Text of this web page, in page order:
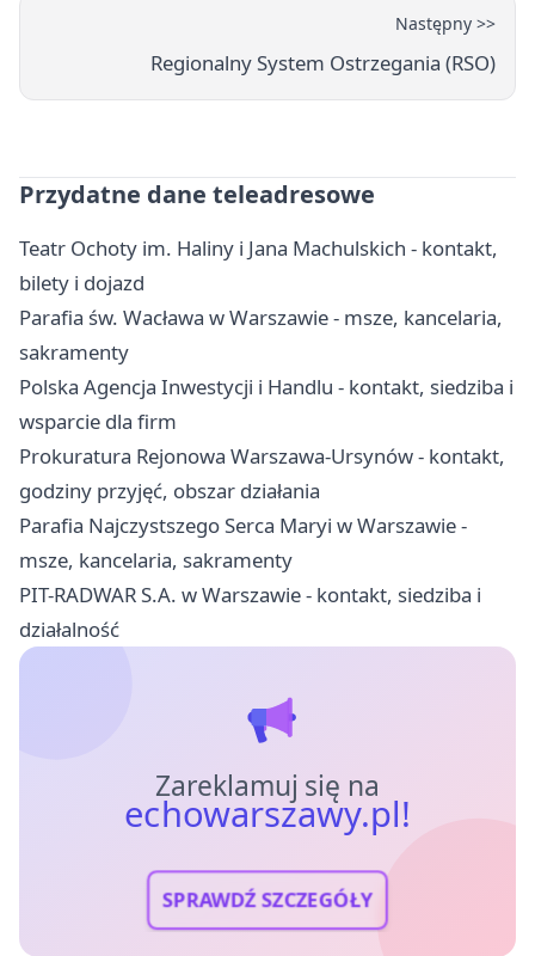
Następny >>
Regionalny System Ostrzegania (RSO)
Przydatne dane teleadresowe
Teatr Ochoty im. Haliny i Jana Machulskich - kontakt,
bilety i dojazd
Parafia św. Wacława w Warszawie - msze, kancelaria,
sakramenty
Polska Agencja Inwestycji i Handlu - kontakt, siedziba i
wsparcie dla firm
Prokuratura Rejonowa Warszawa-Ursynów - kontakt,
godziny przyjęć, obszar działania
Parafia Najczystszego Serca Maryi w Warszawie -
msze, kancelaria, sakramenty
PIT-RADWAR S.A. w Warszawie - kontakt, siedziba i
działalność
Zareklamuj się na
echowarszawy.pl!
SPRAWDŹ SZCZEGÓŁY